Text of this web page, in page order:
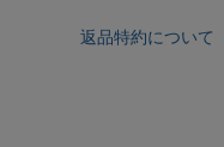
返品特約について